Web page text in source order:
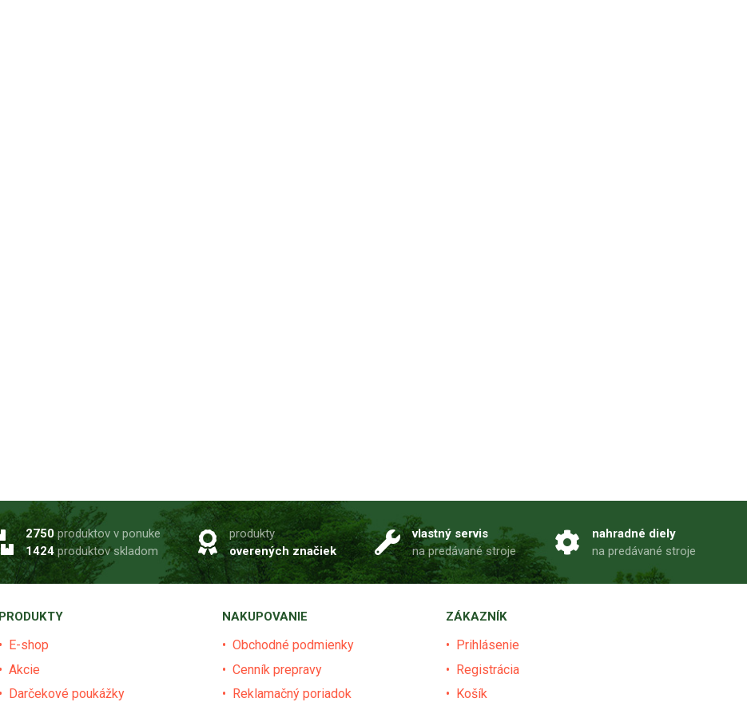
2750produktov v ponuke
1424produktov skladom
produkty
overených značiek
vlastný servis
na predávané stroje
nahradné diely
na predávané stroje
PRODUKTY
E-shop
Akcie
Darčekové poukážky
NAKUPOVANIE
Obchodné podmienky
Cenník prepravy
Reklamačný poriadok
ZÁKAZNÍK
Prihlásenie
Registrácia
Košík